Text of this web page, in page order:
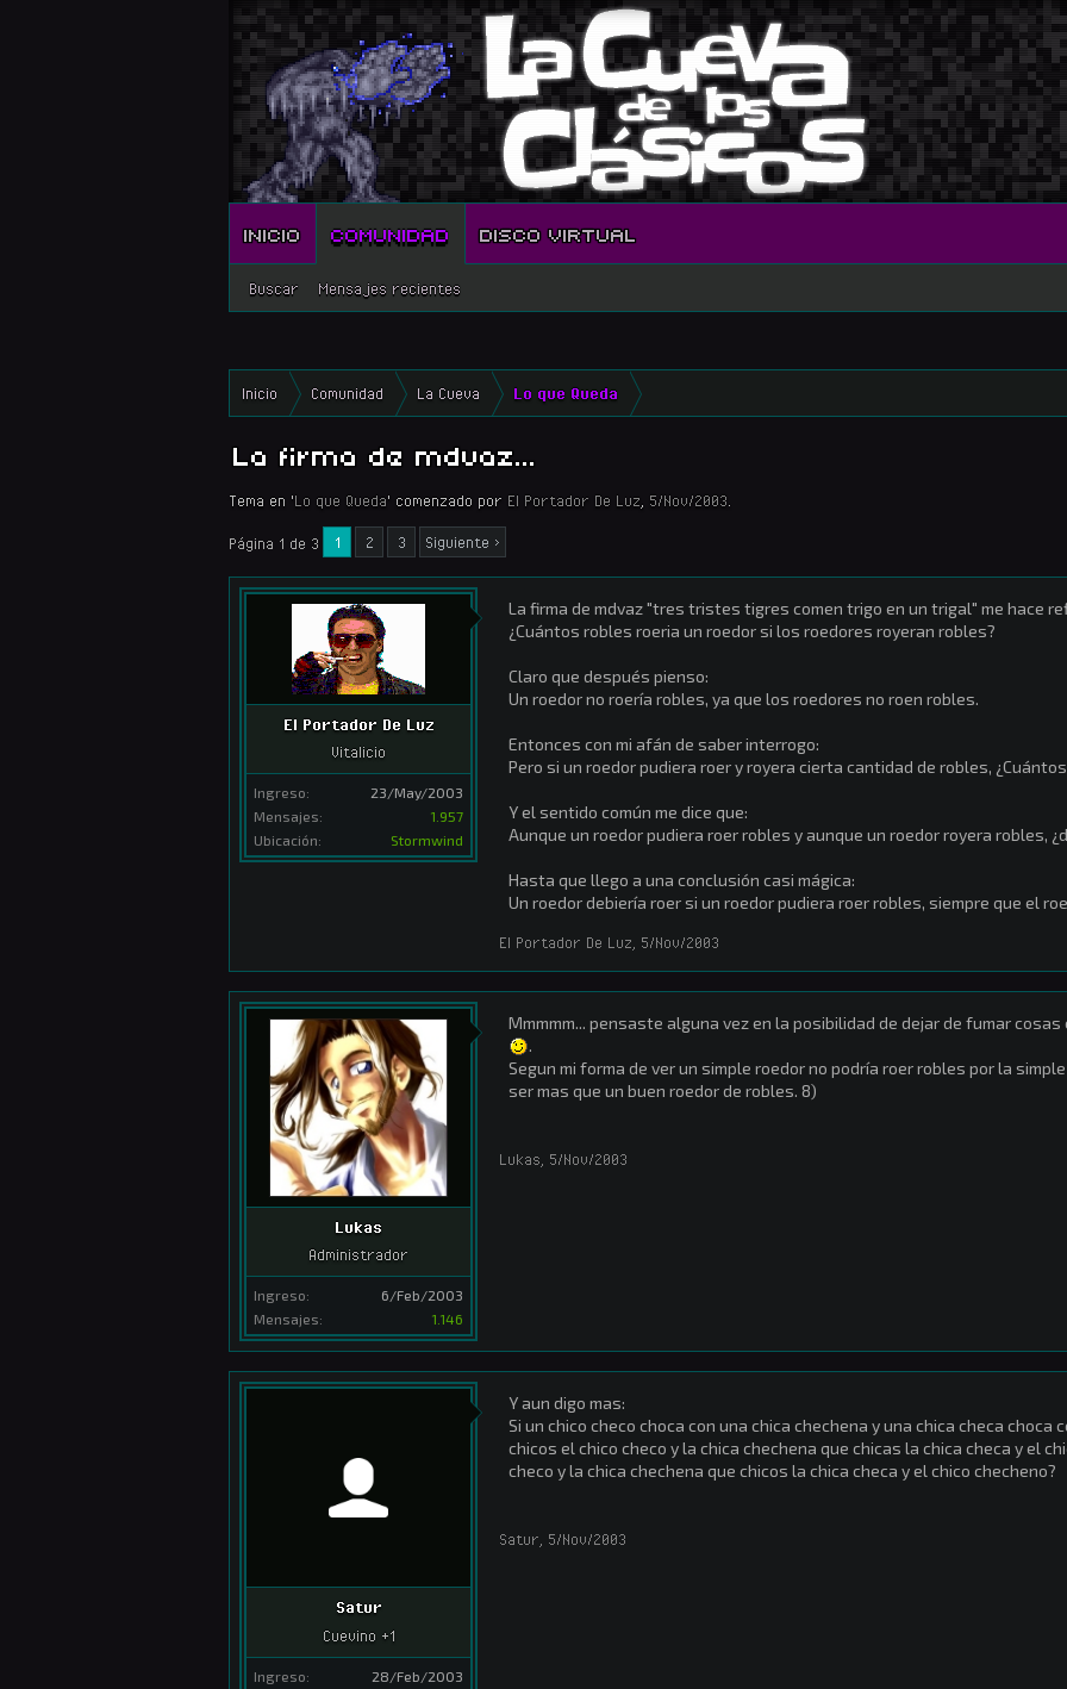
INICIO COMUNIDAD
Buscar Mensajes recientes
DISCO VIRTUAL
Inicio Comunidad La Cueva Lo que Queda
La firma de mdvaz...
Tema en 'Lo que Queda' comenzado por El Portador De Luz 5/Nov/2003
Página 1 de 3 1 2 3 Siguiente >
El Portador De Luz
Vitalicio
Ingreso:
23/May/2003
Mensajes:
1.957
Ubicación:
Stormwind
La firma de mdvaz "tres tristes tigres comen trigo en un trigal" me hace
¿Cuántos robles roeria un roedor si los roedores royeran robles?
Claro que después pienso:
Un roedor no roería robles, ya que los roedores no roen robles.
Entonces con mi afán de saber interrogo:
Pero si un roedor pudiera roer y royera cierta cantidad de robles,
Y el sentido común me dice que:
Aunque un roedor pudiera roer robles y aunque un roedor royera robles,
Hasta que llego a una conclusión casi mágica:
Un roedor debiería roer si un roedor pudiera roer robles, siempre que el
El Portador De Luz 5/Nov/2003
Lukas
Administrador
Ingreso:
6/Feb/2003
Mensajes:
1.146
Mmmmm... pensaste alguna vez en la posibilidad de dejar de fumar
.
Segun mi forma de ver un simple roedor no podría roer robles por la
ser mas que un buen roedor de robles. 8)
Lukas 5/Nov/2003
Satur
Cuevino +1
Ingreso:
28/Feb/2003
Y aun digo mas:
Si un chico checo choca con una chica chechena y una chica checa choca
chicos el chico checo y la chica chechena que chicas la chica checa y el
checo y la chica chechena que chicos la chica checa y el chico checheno?
Satur, 5/Nov/2003